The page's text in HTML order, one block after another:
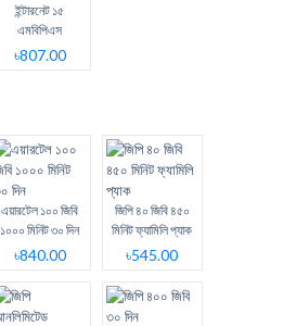
ইন্টারনেট ১৫
এমবিপিএস
৳807.00
এয়ারটেল ১০০ জিবি
১০০০ মিনিট ৩০ দিন
৳840.00
জিপি ৪০ জিবি ৪৫০
মিনিট ফ্যামিলি প্যাক
৳545.00